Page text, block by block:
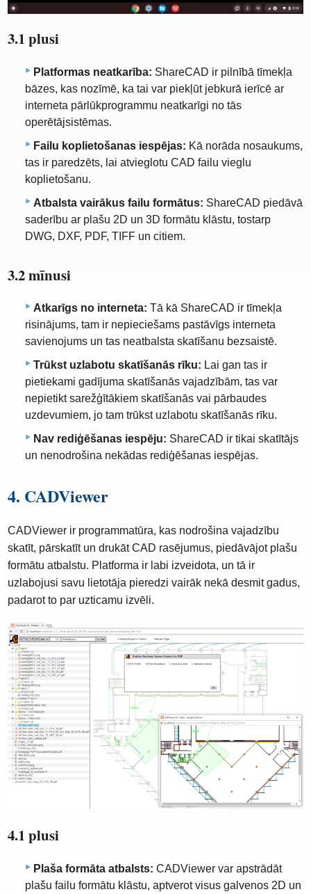
3.1 plusi
Platformas neatkarība: ShareCAD ir pilnībā tīmekļa
bāzes, kas nozīmē, ka tai var piekļūt jebkurā ierīcē ar
interneta pārlūkprogrammu neatkarīgi no tās
operētājsistēmas.
Failu koplietošanas iespējas: Kā norāda nosaukums,
tas ir paredzēts, lai atvieglotu CAD failu vieglu
koplietošanu.
Atbalsta vairākus failu formātus: ShareCAD piedāvā
saderību ar plašu 2D un 3D formātu klāstu, tostarp
DWG, DXF, PDF, TIFF un citiem.
3.2 mīnusi
Atkarīgs no interneta: Tā kā ShareCAD ir tīmekļa
risinājums, tam ir nepieciešams pastāvīgs interneta
savienojums un tas neatbalsta skatīšanu bezsaistē.
Trūkst uzlabotu skatīšanās rīku: Lai gan tas ir
pietiekami gadījuma skatīšanās vajadzībām, tas var
nepietikt sarežģītākiem skatīšanās vai pārbaudes
uzdevumiem, jo ​​​​tam trūkst uzlabotu skatīšanās rīku.
Nav rediģēšanas iespēju: ShareCAD ir tikai skatītājs
un nenodrošina nekādas rediģēšanas iespējas.
4. CADViewer
CADViewer ir programmatūra, kas nodrošina vajadzību
skatīt, pārskatīt un drukāt CAD rasējumus, piedāvājot plašu
formātu atbalstu. Platforma ir labi izveidota, un tā ir
uzlabojusi savu lietotāja pieredzi vairāk nekā desmit gadus,
padarot to par uzticamu izvēli.
4.1 plusi
Plaša formāta atbalsts: CADViewer var apstrādāt
plašu failu formātu klāstu, aptverot visus galvenos 2D un